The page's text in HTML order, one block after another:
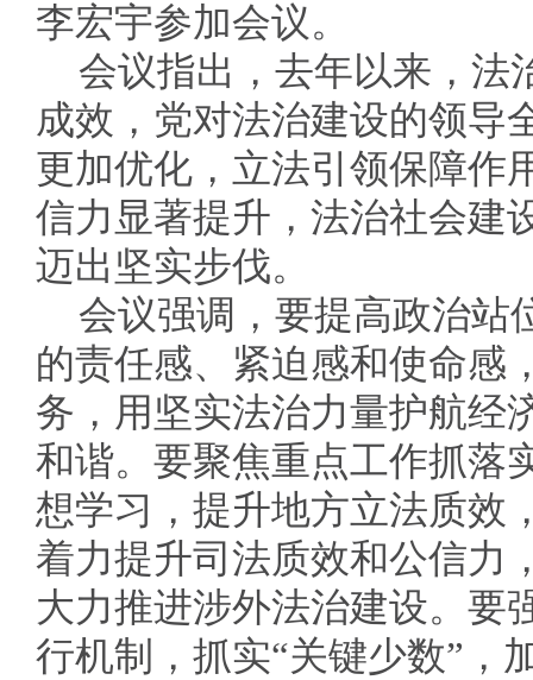
李宏宇参加会议。
会议指出，去年以来，法
成效，党对法治建设的领导
更加优化，立法引领保障作
信力显著提升，法治社会建
迈出坚实步伐。
会议强调，要提高政治站
的责任感、紧迫感和使命感
务，用坚实法治力量护航经
和谐。要聚焦重点工作抓落
想学习，提升地方立法质效
着力提升司法质效和公信力
大力推进涉外法治建设。要
行机制，抓实“关键少数”，